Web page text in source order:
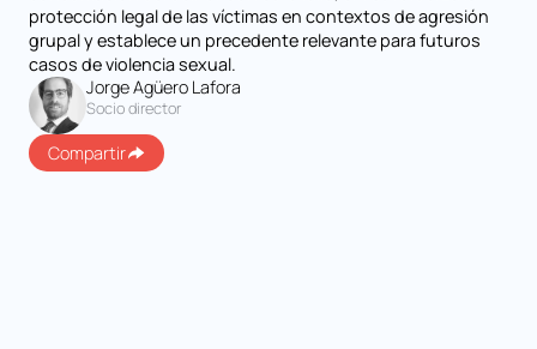
protección legal de las víctimas en contextos de agresión
grupal y establece un precedente relevante para futuros
casos de violencia sexual.
Jorge Agüero Lafora
Socio director
Compartir